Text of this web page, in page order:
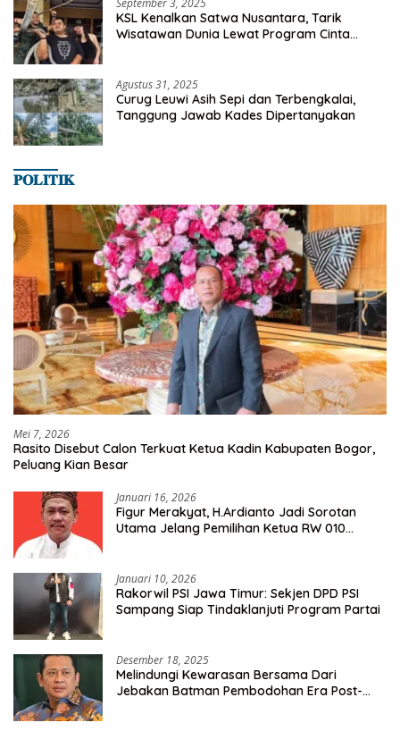
September 3, 2025
KSL Kenalkan Satwa Nusantara, Tarik
Wisatawan Dunia Lewat Program Cinta
Agustus 31, 2025
Curug Leuwi Asih Sepi dan Terbengkalai,
Tanggung Jawab Kades Dipertanyakan
𝐏𝐎𝐋𝐈𝐓𝐈𝐊
Mei 7, 2026
Rasito Disebut Calon Terkuat Ketua Kadin Kabupaten Bogor,
Peluang Kian Besar
Januari 16, 2026
Figur Merakyat, H.Ardianto Jadi Sorotan
Utama Jelang Pemilihan Ketua RW 010
Januari 10, 2026
Rakorwil PSI Jawa Timur: Sekjen DPD PSI
Sampang Siap Tindaklanjuti Program Partai
Desember 18, 2025
Melindungi Kewarasan Bersama Dari
Jebakan Batman Pembodohan Era Post-